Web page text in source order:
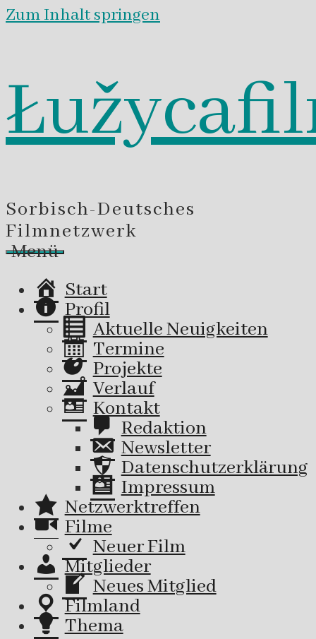
Zum Inhalt springen
Sorbisch-Deutsches
Filmnetzwerk
Menü
Start
Profil
Aktuelle Neuigkeiten
Termine
Projekte
Verlauf
Kontakt
Redaktion
Newsletter
Datenschutzerklärung
Impressum
Netzwerktreffen
Filme
Neuer Film
Mitglieder
Neues Mitglied
Filmland
Thema